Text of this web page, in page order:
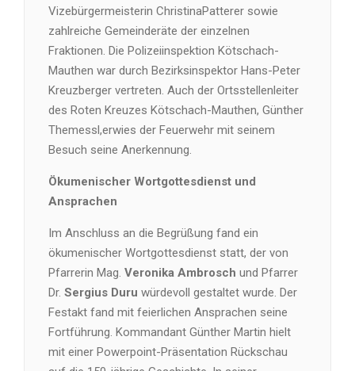
Vizebürgermeisterin ChristinaPatterer sowie
zahlreiche Gemeinderäte der einzelnen
Fraktionen. Die Polizeiinspektion Kötschach-
Mauthen war durch Bezirksinspektor Hans-Peter
Kreuzberger vertreten. Auch der Ortsstellenleiter
des Roten Kreuzes Kötschach-Mauthen, Günther
Themessl,erwies der Feuerwehr mit seinem
Besuch seine Anerkennung.
Ökumenischer Wortgottesdienst und
Ansprachen
Im Anschluss an die Begrüßung fand ein
ökumenischer Wortgottesdienst statt, der von
Pfarrerin Mag. Veronika Ambrosch und Pfarrer
Dr. Sergius Duru würdevoll gestaltet wurde. Der
Festakt fand mit feierlichen Ansprachen seine
Fortführung. Kommandant Günther Martin hielt
mit einer Powerpoint-Präsentation Rückschau